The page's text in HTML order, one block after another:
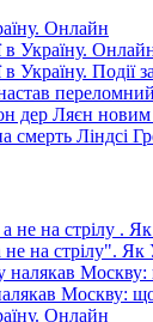
в Україну.
в Україну. Події
дер Ляєн
смерть Ліндсі
на стрілу". Як
Москву: